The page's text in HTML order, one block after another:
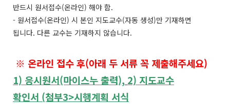
반드시 원서접수(온라인) 해야 함.
- 원서접수(온라인) 시 본인 지도교수(자동 생성)만 기재하면
됩니다. 다른 교수는 기재하지 않습니다.
※ 온라인 접수 후(아래 두 서류 꼭 제출해주세요)
1) 응시원서(마이스누 출력), 2) 지도교수
확인서 (첨부3>시행계획 서식